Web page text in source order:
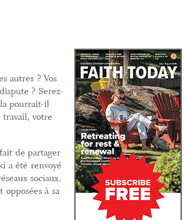
autres ? Vos
? Serez-
pourrait-il
votre
de partager
a été renvoyé
sociaux.
à sa